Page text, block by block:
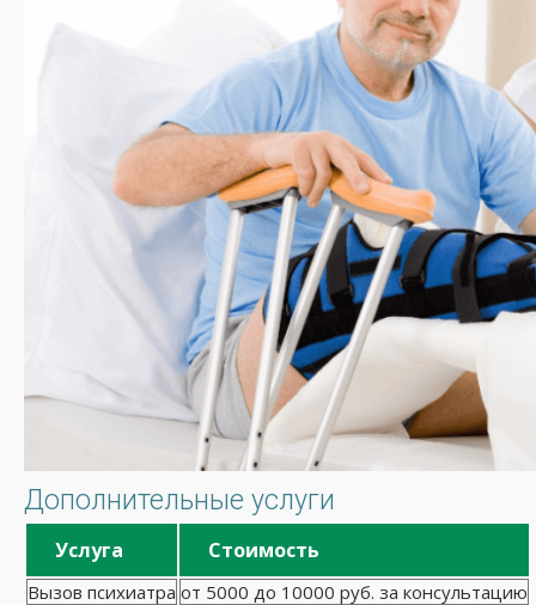
Дополнительные услуги
Услуга Стоимость
Вызов психиатра от 5000 до 10000 руб. за консультацию